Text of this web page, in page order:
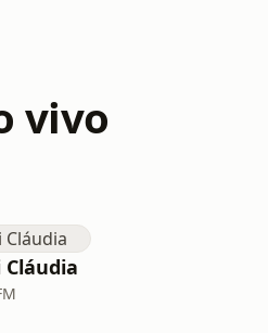
vivo
Cláudia